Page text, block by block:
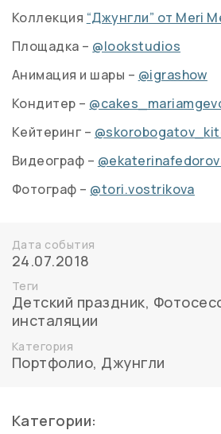
Коллекция “Джунгли” от Meri
Площадка – @lookstudios
Анимация и шары – @igrashow
Кондитер –
Кейтеринг –
Видеограф –
Фотограф – @tori.vostrikova
Дата события
24.07.2018
Теги
Детский праздник,
инсталяции
Категория
Портфолио, Джунгли
Категории: